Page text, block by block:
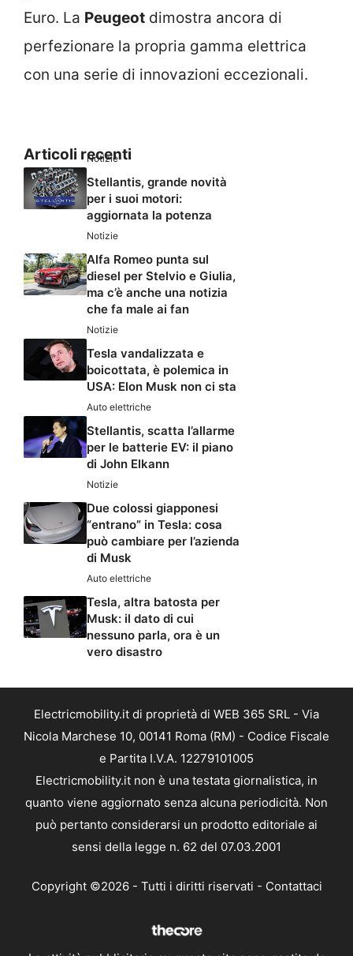
Euro. La Peugeot dimostra ancora di
perfezionare la propria gamma elettrica
con una serie di innovazioni eccezionali.
Articoli recenti
Notizie
Stellantis, grande novità
per i suoi motori:
aggiornata la potenza
Notizie
Alfa Romeo punta sul
diesel per Stelvio e Giulia,
ma c’è anche una notizia
che fa male ai fan
Notizie
Tesla vandalizzata e
boicottata, è polemica in
USA: Elon Musk non ci sta
Auto elettriche
Stellantis, scatta l’allarme
per le batterie EV: il piano
di John Elkann
Notizie
Due colossi giapponesi
“entrano” in Tesla: cosa
può cambiare per l’azienda
di Musk
Auto elettriche
Tesla, altra batosta per
Musk: il dato di cui
nessuno parla, ora è un
vero disastro
Electricmobility.it di proprietà di WEB 365 SRL - Via
Nicola Marchese 10, 00141 Roma (RM) - Codice Fiscale
e Partita I.V.A. 12279101005
Electricmobility.it non è una testata giornalistica, in
quanto viene aggiornato senza alcuna periodicità. Non
può pertanto considerarsi un prodotto editoriale ai
sensi della legge n. 62 del 07.03.2001
Copyright ©2026 - Tutti i diritti riservati - Contattaci